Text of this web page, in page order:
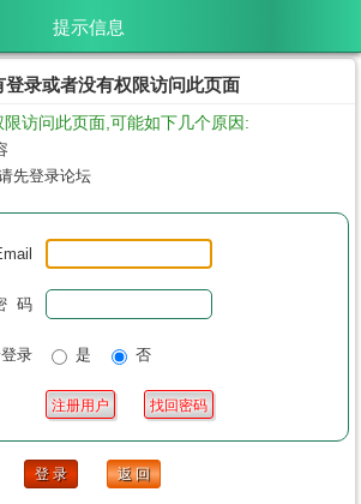
提示信息
登录或者没有权限访问此页面
访问此页面,可能如下几个原因:
先登录论坛
码
录 是 否